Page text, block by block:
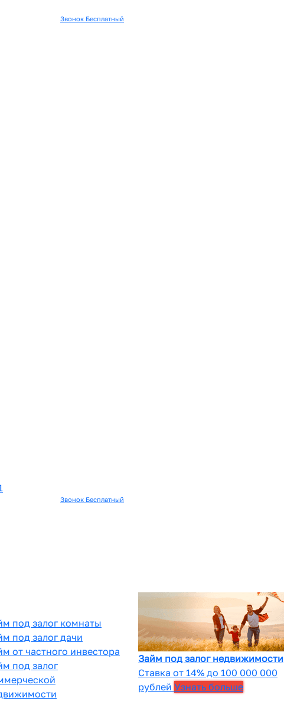
Звонок Бесплатный
Звонок Бесплатный
под залог комнаты
под залог дачи
от частного инвестора
под залог
Займ под залог недвижимости
Ставка от 14% до 100 000 000
рублей Узнать больше